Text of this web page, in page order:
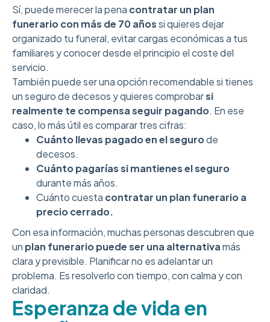
Sí, puede merecer la pena contratar un plan
funerario con más de 70 añossi quieres dejar
organizado tu funeral, evitar cargas económicas a tus
familiares y conocer desde el principio el coste del
servicio.
También puede ser una opción recomendable si tienes
un seguro de decesos y quieres comprobarsi
realmente te compensa seguir pagando. En ese
caso, lo más útil es comparar tres cifras:
Cuánto llevas pagado en el segurode
decesos.
Cuánto pagarías si mantienes el seguro
durante más años.
Cuánto cuesta contratar un plan funerario a
precio cerrado.
Con esa información, muchas personas descubren que
un plan funerario puede ser una alternativamás
clara y previsible. Planificar no es adelantar un
problema. Es resolverlo con tiempo, con calma y con
claridad.
Esperanza de vida en